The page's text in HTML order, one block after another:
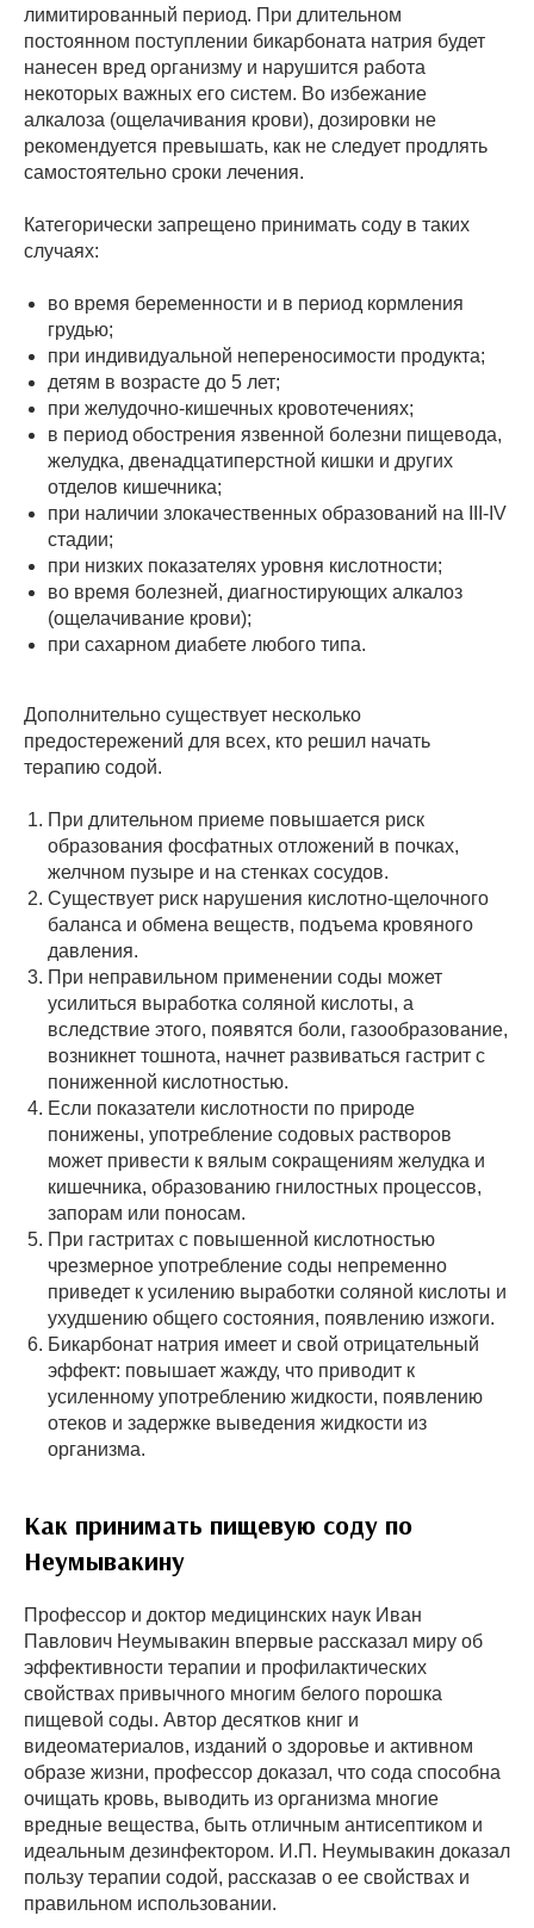
лимитированный период. При длительном
постоянном поступлении бикарбоната натрия будет
нанесен вред организму и нарушится работа
некоторых важных его систем. Во избежание
алкалоза (ощелачивания крови), дозировки не
рекомендуется превышать, как не следует продлять
самостоятельно сроки лечения.
Категорически запрещено принимать соду в таких
случаях:
во время беременности и в период кормления
грудью;
при индивидуальной непереносимости продукта;
детям в возрасте до 5 лет;
при желудочно-кишечных кровотечениях;
в период обострения язвенной болезни пищевода,
желудка, двенадцатиперстной кишки и других
отделов кишечника;
при наличии злокачественных образований на III-IV
стадии;
при низких показателях уровня кислотности;
во время болезней, диагностирующих алкалоз
(ощелачивание крови);
при сахарном диабете любого типа.
Дополнительно существует несколько
предостережений для всех, кто решил начать
терапию содой.
При длительном приеме повышается риск
образования фосфатных отложений в почках,
желчном пузыре и на стенках сосудов.
Существует риск нарушения кислотно-щелочного
баланса и обмена веществ, подъема кровяного
давления.
При неправильном применении соды может
усилиться выработка соляной кислоты, а
вследствие этого, появятся боли, газообразование,
возникнет тошнота, начнет развиваться гастрит с
пониженной кислотностью.
Если показатели кислотности по природе
понижены, употребление содовых растворов
может привести к вялым сокращениям желудка и
кишечника, образованию гнилостных процессов,
запорам или поносам.
При гастритах с повышенной кислотностью
чрезмерное употребление соды непременно
приведет к усилению выработки соляной кислоты и
ухудшению общего состояния, появлению изжоги.
Бикарбонат натрия имеет и свой отрицательный
эффект: повышает жажду, что приводит к
усиленному употреблению жидкости, появлению
отеков и задержке выведения жидкости из
организма.
Как принимать пищевую соду по
Неумывакину
Профессор и доктор медицинских наук Иван
Павлович Неумывакин впервые рассказал миру об
эффективности терапии и профилактических
свойствах привычного многим белого порошка
пищевой соды. Автор десятков книг и
видеоматериалов, изданий о здоровье и активном
образе жизни, профессор доказал, что сода способна
очищать кровь, выводить из организма многие
вредные вещества, быть отличным антисептиком и
идеальным дезинфектором. И.П. Неумывакин доказал
пользу терапии содой, рассказав о ее свойствах и
правильном использовании.